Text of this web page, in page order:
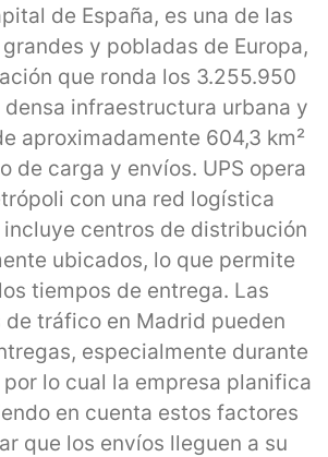
de España, es una de las
y pobladas de Europa,
que ronda los 3.255.950
densa infraestructura urbana y
aproximadamente 604,3 km²
de carga y envíos. UPS opera
con una red logística
incluye centros de distribución
ubicados, lo que permite
tiempos de entrega. Las
de tráfico en Madrid pueden
especialmente durante
lo cual la empresa planifica
en cuenta estos factores
que los envíos lleguen a su